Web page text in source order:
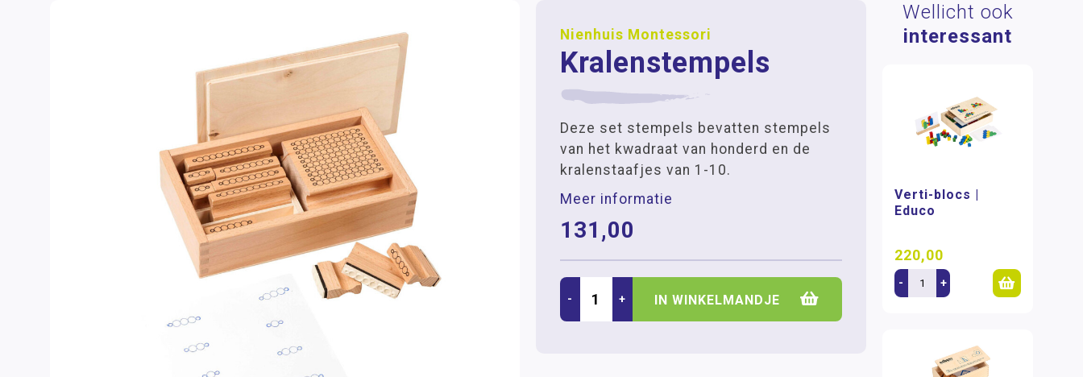
Nienhuis Montessori
Kralenstempels
Deze set stempels bevatten stempels
van het kwadraat van honderd en de
kralenstaafjes van 1-10.
Meer informatie
131,00
- + IN WINKELMANDJE
Wellicht ook
interessant
Verti-blocs |
Educo
220,00
- +